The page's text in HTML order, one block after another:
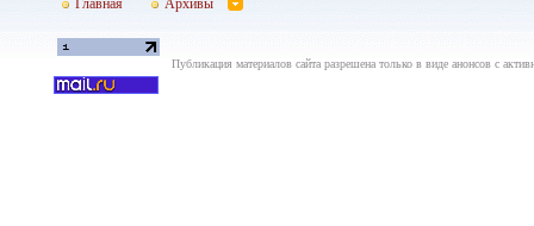
Публикация материалов сайта разрешена только в виде анонсов с